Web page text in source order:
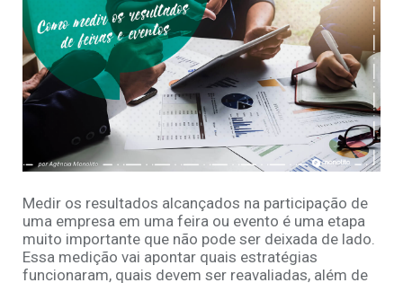
Medir os resultados alcançados na participação de
uma empresa em uma feira ou evento é uma etapa
muito importante que não pode ser deixada de lado.
Essa medição vai apontar quais estratégias
funcionaram, quais devem ser reavaliadas, além de